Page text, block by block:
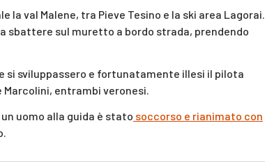
la val Malene, tra Pieve Tesino e la ski area Lagorai.
a sbattere sul muretto a bordo strada, prendendo
si sviluppassero e fortunatamente illesi il pilota
Marcolini, entrambi veronesi.
uomo alla guida è stato soccorso e rianimato con